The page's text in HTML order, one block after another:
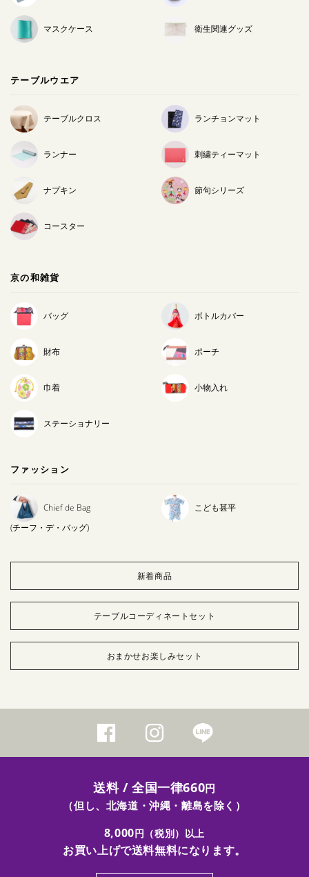
マスクケース 衛生関連グッズ
テーブルウエア
テーブルクロス ランチョンマット
ランナー 刺繍ティーマット
ナプキン 節句シリーズ
コースター
京の和雑貨
バッグ ボトルカバー
財布 ポーチ
巾着 小物入れ
ステーショナリー
ファッション
Chief de Bag
(チーフ・デ・バッグ)
こども甚平
新着商品
テーブルコーディネートセット
おまかせお楽しみセット
送料 / 全国一律660円
（但し、北海道・沖縄・離島を除く）
8,000円（税別）以上
お買い上げで送料無料になります。